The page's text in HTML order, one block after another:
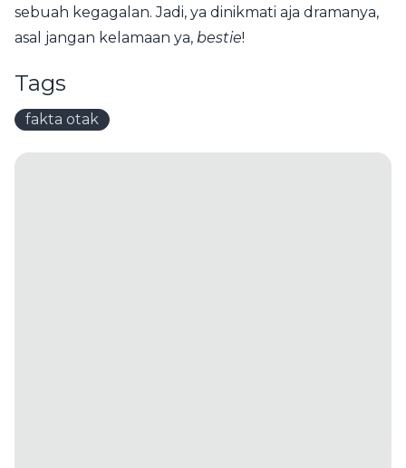
sebuah kegagalan. Jadi, ya dinikmati aja dramanya,
asal jangan kelamaan ya, bestie!
Tags
fakta otak